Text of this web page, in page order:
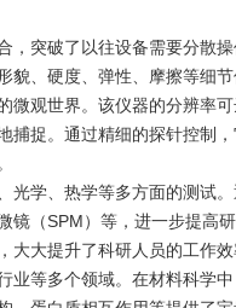
突破了以往设备需要分散
、硬度、弹性、摩擦等细
微观世界。该仪器的分辨率
捉。通过精细的探针控制
学、热学等多方面的测试。
（SPM）等，进一步提高研
大提升了科研人员的工作效
等多个领域。在材料科学